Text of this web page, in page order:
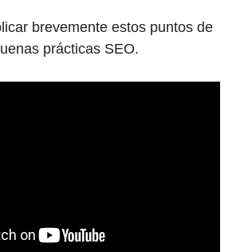
brevemente estos puntos de
prácticas SEO.